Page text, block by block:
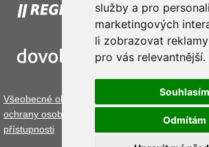
služby a pro
marketingových
li zobrazovat
pro vás relevantnější.
Souhlasím
Odmítám
Všeobecné obchodní podmínky. Podmínky
ochrany osobních údajů
Pravidla online
přístupnosti